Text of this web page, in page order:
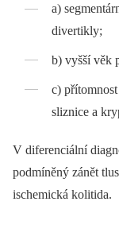
a)
divertikly;
b) vyšší věk
c)
sliznice a
V diferenciální
podmíněný zánět
ischemická kolitida.